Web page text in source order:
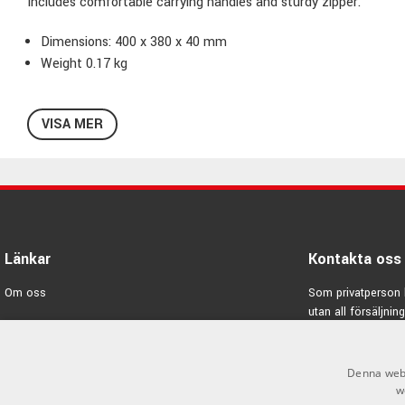
Dimensions: 400 x 380 x 40 mm
Weight 0.17 kg
VISA MER
Länkar
Om oss
Varumärken
Kontakta oss
Som privatperson
utan all
Denna